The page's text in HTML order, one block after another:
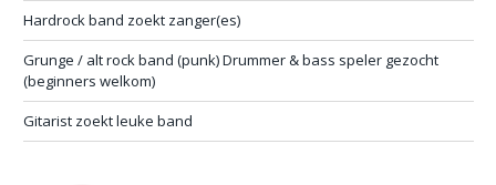
Hardrock band zoekt zanger(es)
Grunge / alt rock band (punk) Drummer & bass speler gezocht
(beginners welkom)
Gitarist zoekt leuke band